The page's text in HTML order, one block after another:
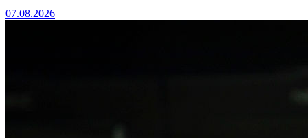
07.08.2026